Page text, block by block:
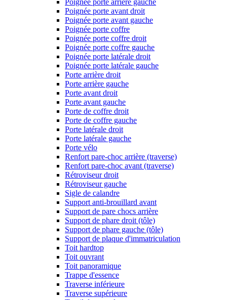
Poignée porte arrière gauche
Poignée porte avant droit
Poignée porte avant gauche
Poignée porte coffre
Poignée porte coffre droit
Poignée porte coffre gauche
Poignée porte latérale droit
Poignée porte latérale gauche
Porte arrière droit
Porte arrière gauche
Porte avant droit
Porte avant gauche
Porte de coffre droit
Porte de coffre gauche
Porte latérale droit
Porte latérale gauche
Porte vélo
Renfort pare-choc arrière (traverse)
Renfort pare-choc avant (traverse)
Rétroviseur droit
Rétroviseur gauche
Sigle de calandre
Support anti-brouillard avant
Support de pare chocs arrière
Support de phare droit (tôle)
Support de phare gauche (tôle)
Support de plaque d'immatriculation
Toit hardtop
Toit ouvrant
Toit panoramique
Trappe d'essence
Traverse inférieure
Traverse supérieure